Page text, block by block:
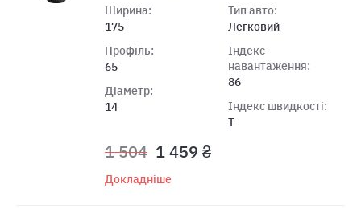
Ширина:
175
Профіль:
65
Діаметр:
14
Тип авто:
Легковий
Індекс
навантаження:
86
Індекс швидкості:
T
1 504 1 459 ₴
Докладніше